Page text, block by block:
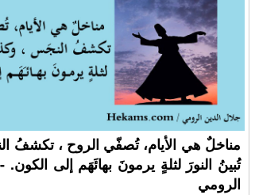
مناخلٌ هي الأيام، تُصفّي الروح ، تكشفُ
تُبينُ النورَ لثلةٍ يرمونَ بهائَهَم إلى الكون.
الرومي